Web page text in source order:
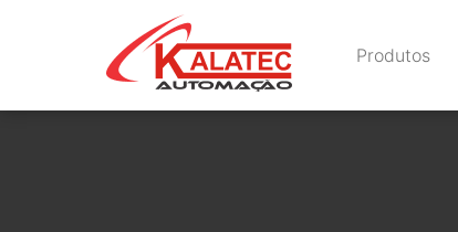
Produtos